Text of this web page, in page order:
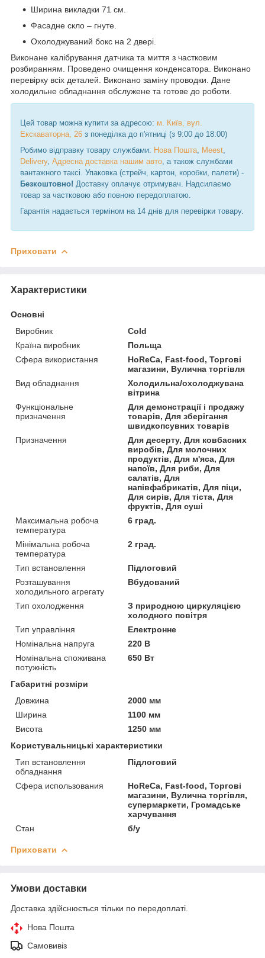
Ширина викладки 71 см.
Фасадне скло – гнуте.
Охолоджуваний бокс на 2 двері.
Виконане калібрування датчика та миття з частковим
розбиранням. Проведено очищення конденсатора. Виконано
перевірку всіх деталей. Виконано заміну проводки. Дане
холодильне обладнання обслужене та готове до роботи.
Цей товар можна купити за адресою: м. Київ, вул.
Екскаваторна, 26 з понеділка до п'ятниці (з 9:00 до 18:00)
Робимо відправку товару службами: Нова Пошта Meest
Delivery, Адресна доставка нашим авто , а також службами
вантажного таксі. Упаковка (стрейч, картон, коробки, палети) -
Безкоштовно! Доставку оплачує отримувач. Надсилаємо
товар за частковою або повною передоплатою.
Гарантія надається терміном на 14 днів для перевірки товару.
Приховати
Характеристики
Основні
Виробник
Cold
Країна виробник
Польща
Сфера використання
HoReCa, Fast-food, Торгові
магазини, Вулична торгівля
Вид обладнання
Холодильна/охолоджувана
вітрина
Функціональне
призначення
Для демонстрації і продажу
товарів, Для зберігання
швидкопсувних товарів
Призначення
Для десерту, Для ковбасних
виробів, Для молочних
продуктів, Для м'яса, Для
напоїв, Для риби, Для
салатів, Для
напівфабрикатів, Для піци,
Для сирів, Для тіста, Для
фруктів, Для суші
Максимальна робоча
температура
6 град.
Мінімальна робоча
температура
2 град.
Тип встановлення
Підлоговий
Розташування
холодильного агрегату
Вбудований
Тип охолодження
З природною циркуляцією
холодного повітря
Тип управління
Електронне
Номінальна напруга
220 В
Номінальна споживана
потужність
650 Вт
Габаритні розміри
Довжина
2000 мм
Ширина
1100 мм
Висота
1250 мм
Користувальницькі характеристики
Тип встановлення
обладнання
Підлоговий
Сфера использования
HoReCa, Fast-food, Торгові
магазини, Вулична торгівля,
супермаркети, Громадське
харчування
Стан
б/у
Приховати
Умови доставки
Доставка здійснюється тільки по передоплаті.
Нова Пошта
Самовивіз